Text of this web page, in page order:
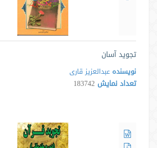
تجوید آسان
نویسنده عبدالعزیز قاری
تعداد نمایش 183742